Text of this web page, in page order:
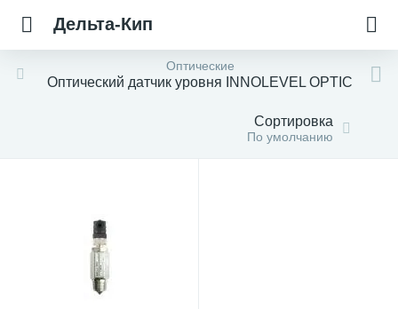
Дельта-Кип
Оптические
Оптический датчик уровня INNOLEVEL OPTIC
Сортировка
По умолчанию